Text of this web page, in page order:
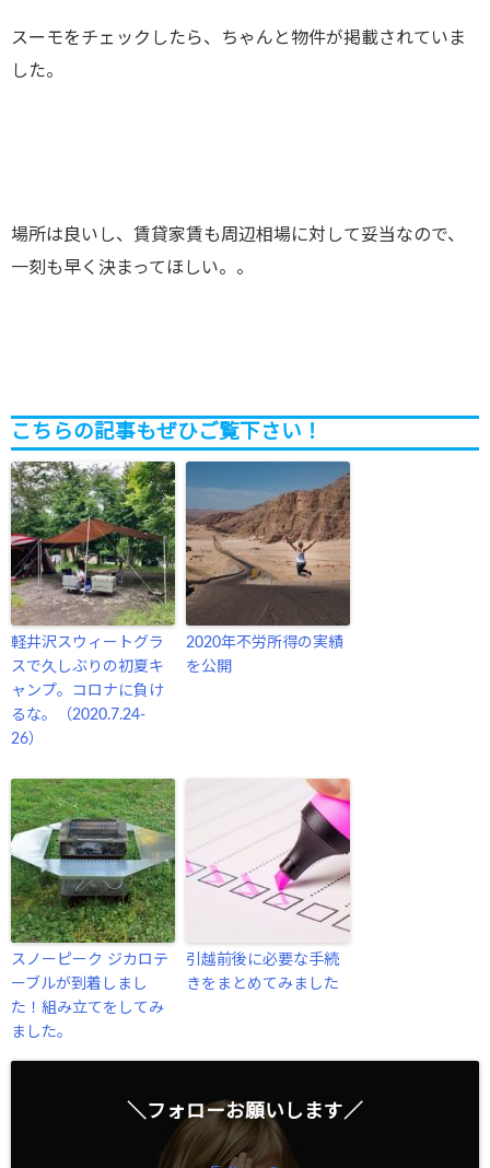
スーモをチェックしたら、ちゃんと物件が掲載されていま
した。
場所は良いし、賃貸家賃も周辺相場に対して妥当なので、
一刻も早く決まってほしい。。
こちらの記事もぜひご覧下さい！
軽井沢スウィートグラ
スで久しぶりの初夏キ
ャンプ。コロナに負け
るな。（2020.7.24-
26）
2020年不労所得の実績
を公開
スノーピーク ジカロテ
ーブルが到着しまし
た！組み立てをしてみ
ました。
引越前後に必要な手続
きをまとめてみました
＼フォローお願いします／